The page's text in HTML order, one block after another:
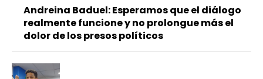
Andreina Baduel: Esperamos que el diálogo
realmente funcione y no prolongue más el
dolor de los presos políticos